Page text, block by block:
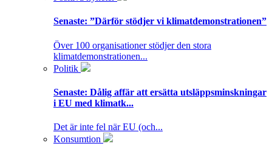
Senaste: ”Därför stödjer vi klimatdemonstrationen”
Över 100 organisationer stödjer den stora
klimatdemonstrationen...
Politik
Senaste: Dålig affär att ersätta utsläppsminskningar
i EU med klimatk...
Det är inte fel när EU (och...
Konsumtion